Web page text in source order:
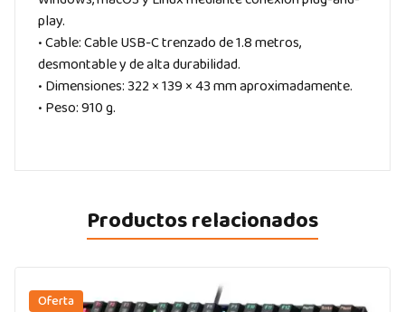
play.
• Cable: Cable USB-C trenzado de 1.8 metros,
desmontable y de alta durabilidad.
• Dimensiones: 322 × 139 × 43 mm aproximadamente.
• Peso: 910 g.
Productos relacionados
Oferta